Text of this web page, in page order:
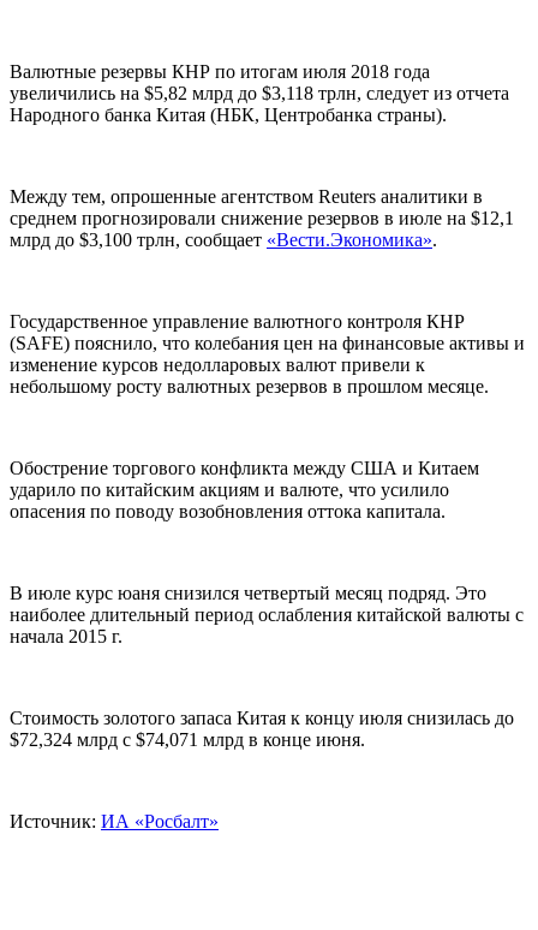
Валютные резервы КНР по итогам июля 2018 года
увеличились на $5,82 млрд до $3,118 трлн, следует из отчета
Народного банка Китая (НБК, Центробанка страны).
Между тем, опрошенные агентством Reuters аналитики в
среднем прогнозировали снижение резервов в июле на $12,1
млрд до $3,100 трлн, сообщает «Вести.Экономика».
Государственное управление валютного контроля КНР
(SAFE) пояснило, что колебания цен на финансовые активы и
изменение курсов недолларовых валют привели к
небольшому росту валютных резервов в прошлом месяце.
Обострение торгового конфликта между США и Китаем
ударило по китайским акциям и валюте, что усилило
опасения по поводу возобновления оттока капитала.
В июле курс юаня снизился четвертый месяц подряд. Это
наиболее длительный период ослабления китайской валюты с
начала 2015 г.
Стоимость золотого запаса Китая к концу июля снизилась до
$72,324 млрд с $74,071 млрд в конце июня.
Источник: ИА «Росбалт»